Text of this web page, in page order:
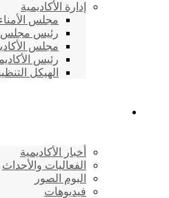
إدارة الأكاديمية
مجلس
رئيس مجلس
مجلس
رئيس
الهيكل
أخبار الأكاديمية
الفعاليات والأحداث
البوم الصور
فيديوهات